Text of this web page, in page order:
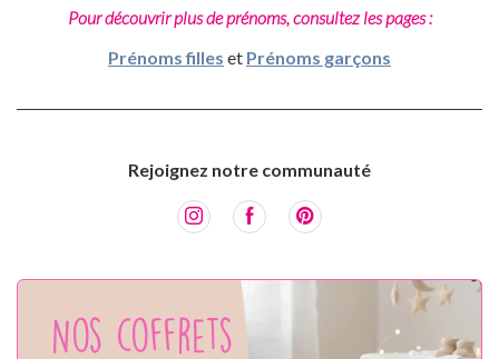
Pour découvrir plus de prénoms, consultez les pages :
Prénoms filles et Prénoms garçons
Rejoignez notre communauté
Nos coffrets